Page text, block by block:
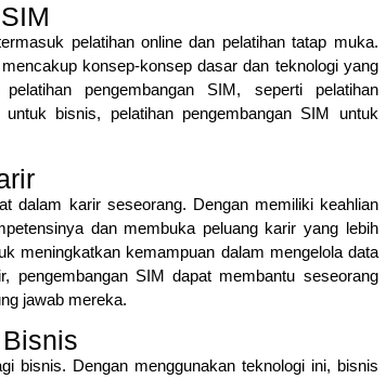
pelatihan online dan pelatihan tatap muka.
konsep-konsep dasar dan teknologi yang
pengembangan SIM, seperti pelatihan
bisnis, pelatihan pengembangan SIM untuk
dalam karir seseorang. Dengan memiliki keahlian
dan membuka peluang karir yang lebih
meningkatkan kemampuan dalam mengelola data
pengembangan SIM dapat membantu seseorang
jawab mereka.
bisnis. Dengan menggunakan teknologi ini, bisnis